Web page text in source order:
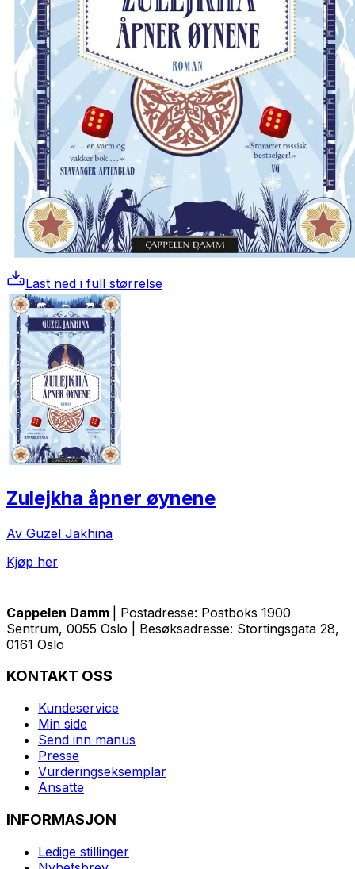
Last ned i full størrelse
Zulejkha åpner øynene
Av Guzel Jakhina
Kjøp her
Cappelen Damm
| Postadresse: Postboks 1900
Sentrum, 0055 Oslo | Besøksadresse: Stortingsgata 28,
0161 Oslo
KONTAKT OSS
Kundeservice
Min side
Send inn manus
Presse
Vurderingseksemplar
Ansatte
INFORMASJON
Ledige stillinger